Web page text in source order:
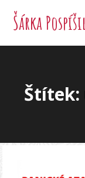
Šárka
Štítek: